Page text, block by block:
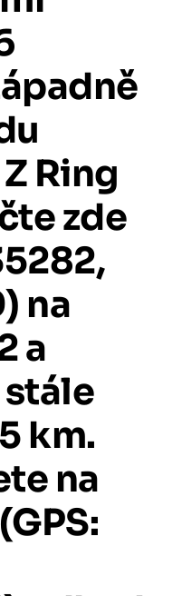
Z Ring
zde
na
a
stále
km.
na
(GPS: